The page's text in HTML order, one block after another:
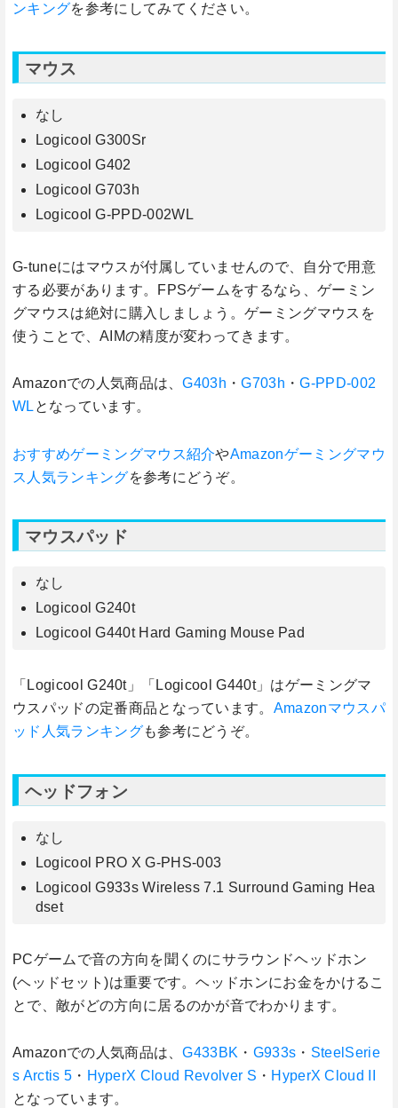
ンキングを参考にしてみてください。
マウス
なし
Logicool G300Sr
Logicool G402
Logicool G703h
Logicool G-PPD-002WL
G-tuneにはマウスが付属していませんので、自分で用意
する必要があります。FPSゲームをするなら、ゲーミン
グマウスは絶対に購入しましょう。ゲーミングマウスを
使うことで、AIMの精度が変わってきます。
Amazonでの人気商品は、G403h ・G703h ・G-PPD-002
WLとなっています。
おすすめゲーミングマウス紹介やAmazonゲーミングマウ
ス人気ランキングを参考にどうぞ。
マウスパッド
なし
Logicool G240t
Logicool G440t Hard Gaming Mouse Pad
「Logicool G240t」「Logicool G440t」はゲーミングマ
ウスパッドの定番商品となっています。 Amazonマウスパ
ッド人気ランキングも参考にどうぞ。
ヘッドフォン
なし
Logicool PRO X G-PHS-003
Logicool G933s Wireless 7.1 Surround Gaming Hea
dset
PCゲームで音の方向を聞くのにサラウンドヘッドホン
(ヘッドセット)は重要です。ヘッドホンにお金をかけるこ
とで、敵がどの方向に居るのかが音でわかります。
Amazonでの人気商品は、G433BK ・ G933s ・ SteelSerie
s Arctis 5 ・ HyperX Cloud Revolver S ・ HyperX Cloud II
となっています。